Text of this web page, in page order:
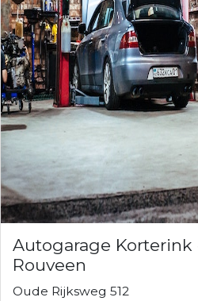
Autogarage
Rouveen
Oude Rijksweg 512